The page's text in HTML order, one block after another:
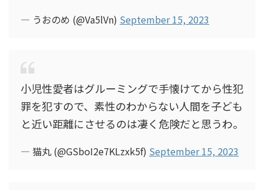
— うおのめ (@Va5lVn) September 15, 2023
小児性愛者はグルーミングで手懐けてから性犯
罪を犯すので、素性のわからない人間を子ども
と近い距離にさせるのは凄く危険だと思うわ。
— 猫丸 (@GSboI2e7KLzxk5f) September 15, 2023